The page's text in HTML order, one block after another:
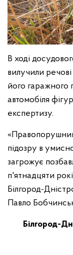
В ході
вилучили
його гаражного
автомобіля
експертизу.
підозру в
загрожує
п'ятнадцяти
Білгород-
Павло
Білгород-